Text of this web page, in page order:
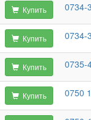
Купить 0734-
Купить 0734-
Купить 0735-
Купить 0750